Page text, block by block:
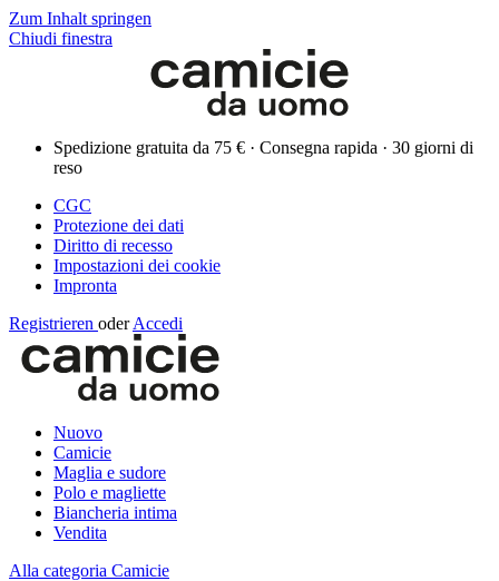
Zum Inhalt springen
Chiudi finestra
Spedizione gratuita da 75 € · Consegna rapida · 30 giorni di
reso
CGC
Protezione dei dati
Diritto di recesso
Impostazioni dei cookie
Impronta
Registrieren oder Accedi
Nuovo
Camicie
Maglia e sudore
Polo e magliette
Biancheria intima
Vendita
Alla categoria Camicie